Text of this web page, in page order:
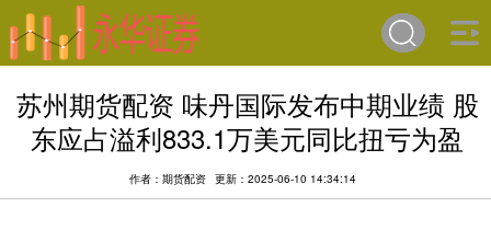
苏州期货配资 味丹国际发布中期业绩 股
东应占溢利833.1万美元同比扭亏为盈
作者：期货配资 更新：2025-06-10 14:34:14